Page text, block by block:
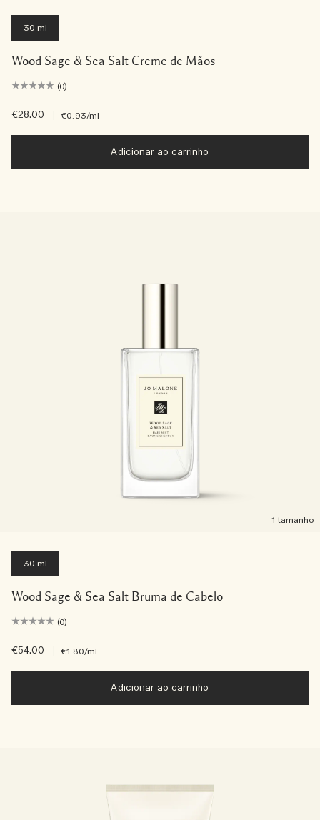
30 ml
Wood Sage & Sea Salt Creme de Mãos
(0)
€28.00 €0.93/ml
Adicionar ao carrinho
1 tamanho
30 ml
Wood Sage & Sea Salt Bruma de Cabelo
(0)
€54.00 €1.80/ml
Adicionar ao carrinho